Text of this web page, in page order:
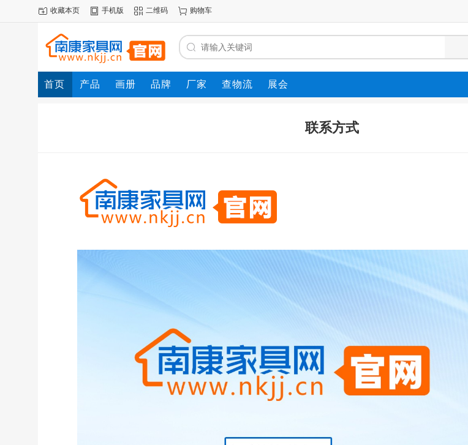
收藏本页 手机版 二维码 购物车
首页 产品 画册 品牌 厂家 查物流 展会
联系方式